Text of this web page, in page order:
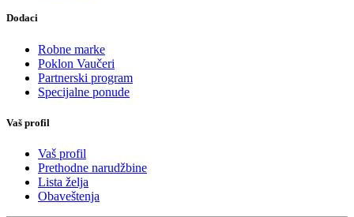
Dodaci
Robne marke
Poklon Vaučeri
Partnerski program
Specijalne ponude
Vaš profil
Vaš profil
Prethodne narudžbine
Lista želja
Obaveštenja